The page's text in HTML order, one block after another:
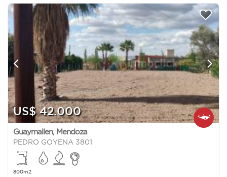
US$ 42.000
Guaymallen, Mendoza
PEDRO GOYENA 3801
800m2